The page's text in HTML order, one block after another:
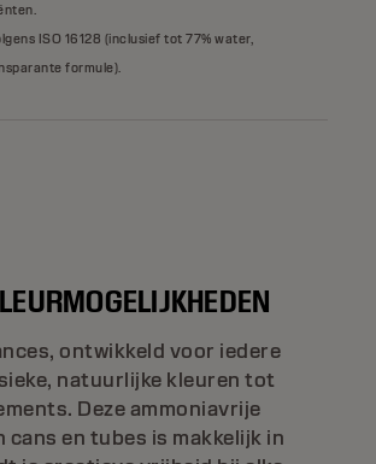
ISO 16128 (inclusief tot 77% water,
formule).
ontwikkeld voor iedere
natuurlijke kleuren tot
Deze ammoniavrije
cans en tubes is makkelijk in